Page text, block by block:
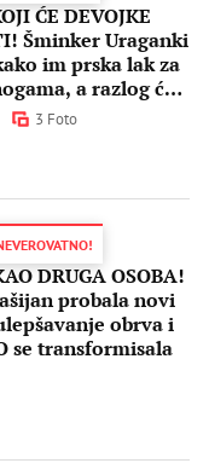
ĆE DEVOJKE
Šminker Uraganki
im prska lak za
a razlog će
ODUŠEVITI
3 Foto
DRUGA OSOBA!
probala novi
obrva i
se transformisala